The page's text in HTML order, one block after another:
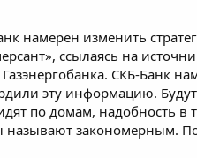
намерен изменить
ссылаясь на
СКБ-Банк
эту информацию.
по домам, надобность
называют закономерным.